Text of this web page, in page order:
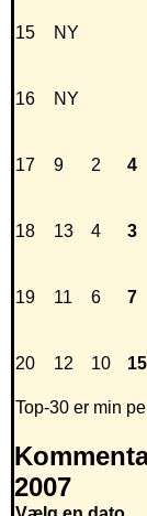
15 NY
16 NY
17 9 2 4
18 13 4 3
19 11 6 7
20 12 10 15
Top-30 er min
2007